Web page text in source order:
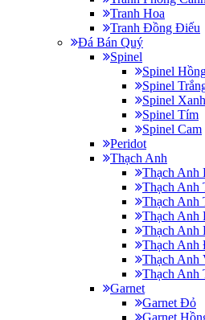
Tranh Hoa
Tranh Đồng Điếu
Đá Bán Quý
Spinel
Spinel
Spinel
Spinel
Spinel Tím
Spinel Cam
Peridot
Thạch Anh
Thạch Anh
Thạch Anh
Thạch Anh
Thạch Anh
Thạch Anh
Thạch Anh
Thạch Anh
Thạch Anh
Garnet
Garnet Đỏ
Garnet